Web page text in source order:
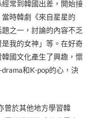
常到韓國出差，開始接
時韓劇《來自星星的
之一，討論的內容不乏
是我的女神」等。在好奇
國文化產生了興趣，懷
和K-pop的心，決
於其他地方學習韓